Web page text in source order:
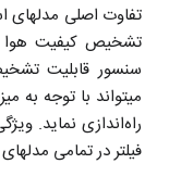
تفاوت اصلی مدلهای
تشخیص کیفیت هوا و
سنسور قابلیت
میتواند با توجه به
راه‌اندازی نماید.
فیلتر در تمامی مدلهای سری